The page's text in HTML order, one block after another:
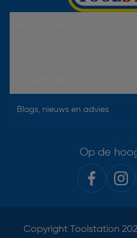
Blogs, nieuws en advies
Op de
Copyright Toolstation